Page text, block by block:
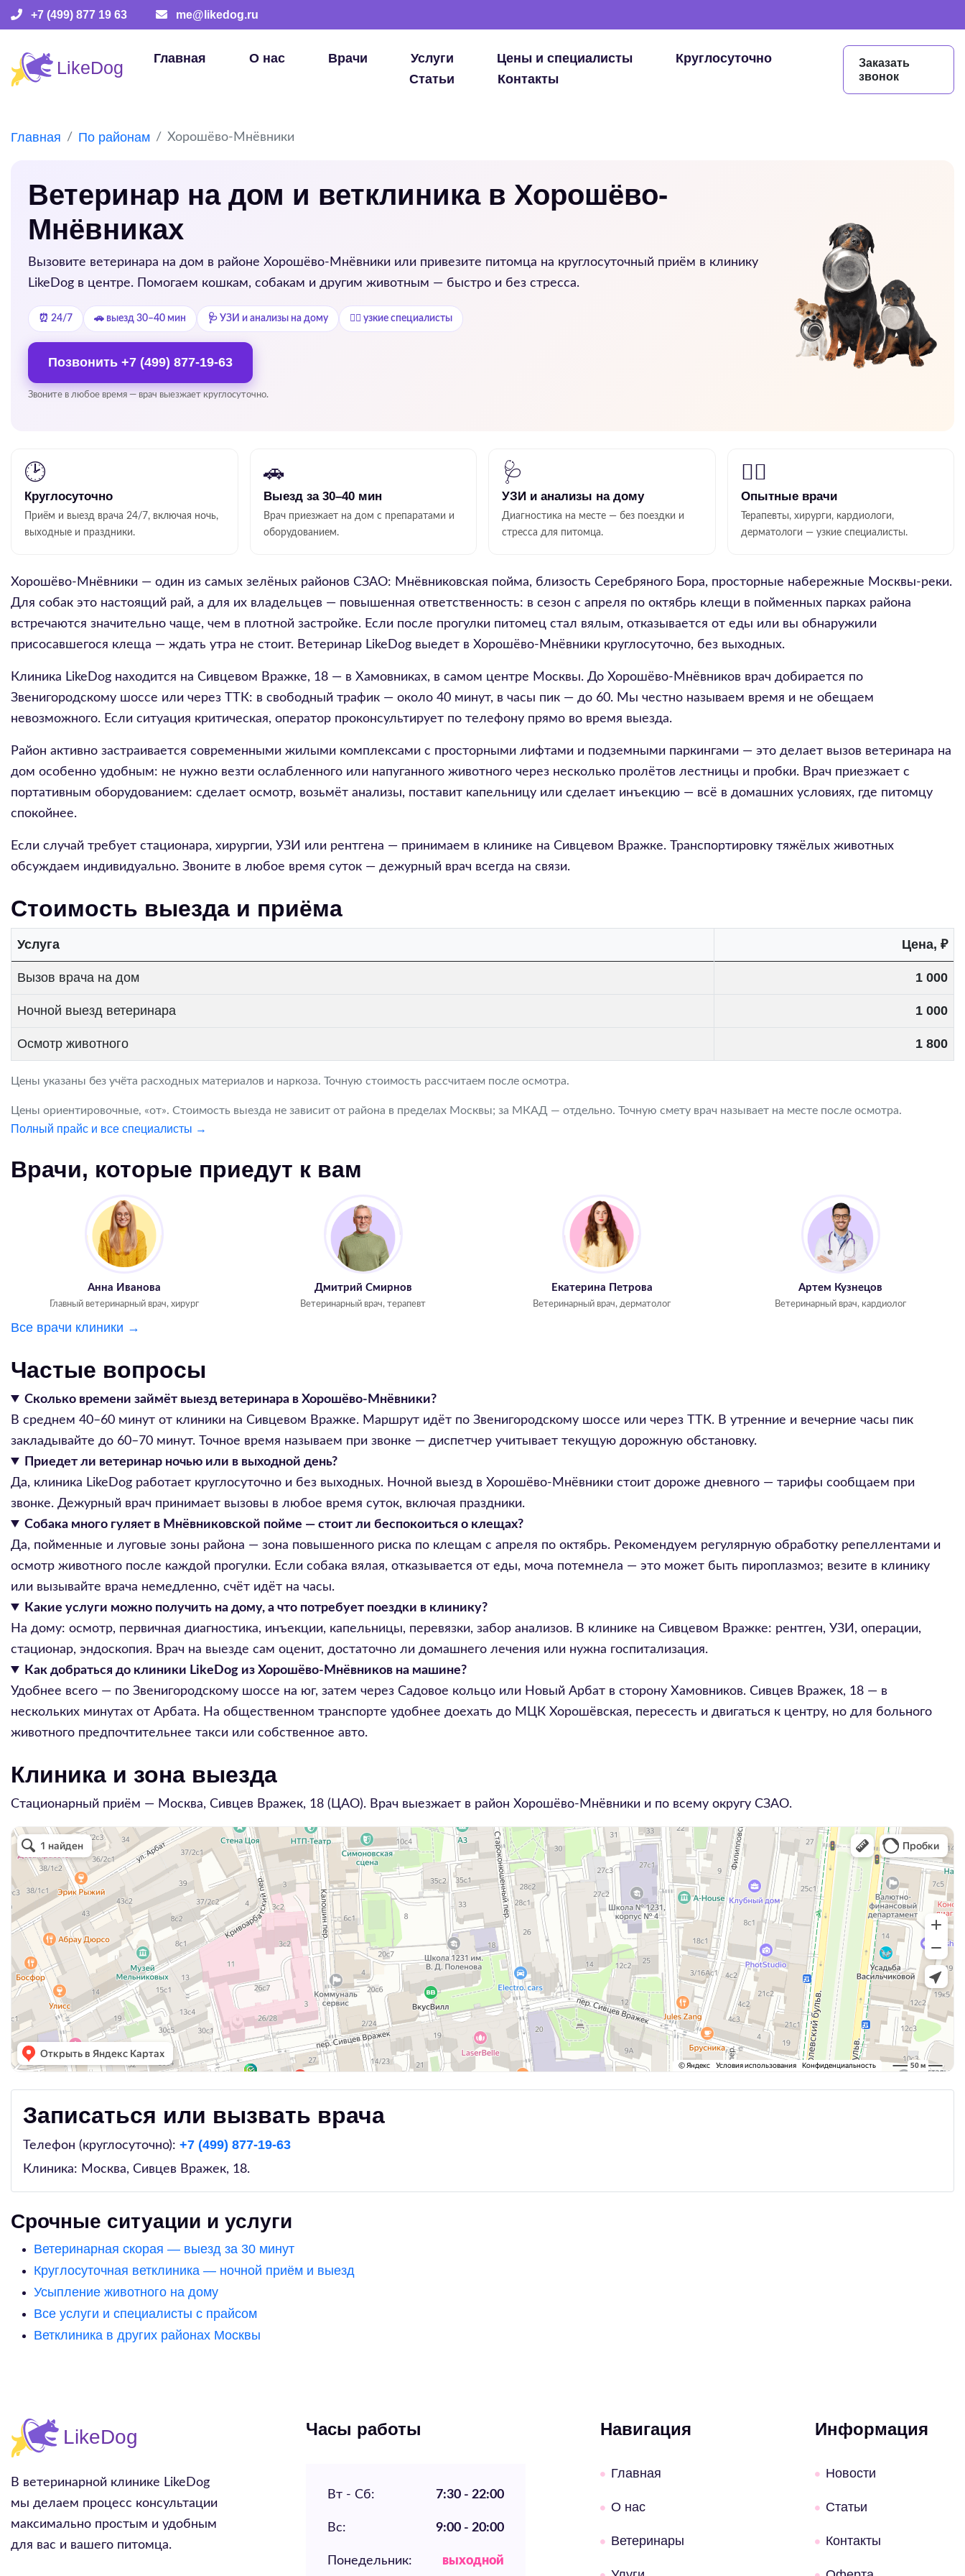
+7 (499) 877 19 63 me@likedog.ru
Главная О нас Врачи Услуги Цены и специалисты
Круглосуточно
Статьи
Контакты
Заказать
звонок
Главная По районам Хорошёво-Мнёвники
Ветеринар на дом и ветклиника в Хорошёво-
Мнёвниках
Вызовите ветеринара на дом в районе Хорошёво-Мнёвники или привезите питомца на круглосуточный приём в клинику
LikeDog в центре. Помогаем кошкам, собакам и другим животным — быстро и без стресса.
⏰ 24/7 🚗 выезд 30–40 мин 🩺 УЗИ и анализы на дому 👨‍⚕️ узкие специалисты
Позвонить +7 (499) 877-19-63
Звоните в любое время — врач выезжает круглосуточно.
🕑
Круглосуточно
Приём и выезд врача 24/7, включая ночь,
выходные и праздники.
🚗
Выезд за 30–40 мин
Врач приезжает на дом с препаратами и
оборудованием.
🩺
УЗИ и анализы на дому
Диагностика на месте — без поездки и
стресса для питомца.
👨‍⚕️
Опытные врачи
Терапевты, хирурги, кардиологи,
дерматологи — узкие специалисты.
Хорошёво-Мнёвники — один из самых зелёных районов СЗАО: Мнёвниковская пойма, близость Серебряного Бора, просторные набережные Москвы-реки.
Для собак это настоящий рай, а для их владельцев — повышенная ответственность: в сезон с апреля по октябрь клещи в пойменных парках района
встречаются значительно чаще, чем в плотной застройке. Если после прогулки питомец стал вялым, отказывается от еды или вы обнаружили
присосавшегося клеща — ждать утра не стоит. Ветеринар LikeDog выедет в Хорошёво-Мнёвники круглосуточно, без выходных.
Клиника LikeDog находится на Сивцевом Вражке, 18 — в Хамовниках, в самом центре Москвы. До Хорошёво-Мнёвников врач добирается по
Звенигородскому шоссе или через ТТК: в свободный трафик — около 40 минут, в часы пик — до 60. Мы честно называем время и не обещаем
невозможного. Если ситуация критическая, оператор проконсультирует по телефону прямо во время выезда.
Район активно застраивается современными жилыми комплексами с просторными лифтами и подземными паркингами — это делает вызов ветеринара на
дом особенно удобным: не нужно везти ослабленного или напуганного животного через несколько пролётов лестницы и пробки. Врач приезжает с
портативным оборудованием: сделает осмотр, возьмёт анализы, поставит капельницу или сделает инъекцию — всё в домашних условиях, где питомцу
спокойнее.
Если случай требует стационара, хирургии, УЗИ или рентгена — принимаем в клинике на Сивцевом Вражке. Транспортировку тяжёлых животных
обсуждаем индивидуально. Звоните в любое время суток — дежурный врач всегда на связи.
Стоимость выезда и приёма
Услуга Цена, ₽
Вызов врача на дом 1 000
Ночной выезд ветеринара 1 000
Осмотр животного 1 800
Цены указаны без учёта расходных материалов и наркоза. Точную стоимость рассчитаем после осмотра.
Цены ориентировочные, «от». Стоимость выезда не зависит от района в пределах Москвы; за МКАД — отдельно. Точную смету врач называет на месте после осмотра.
Полный прайс и все специалисты →
Врачи, которые приедут к вам
Анна Иванова
Главный ветеринарный врач, хирург
Дмитрий Смирнов
Ветеринарный врач, терапевт
Екатерина Петрова
Ветеринарный врач, дерматолог
Артем Кузнецов
Ветеринарный врач, кардиолог
Все врачи клиники →
Частые вопросы
Сколько времени займёт выезд ветеринара в Хорошёво-Мнёвники?
В среднем 40–60 минут от клиники на Сивцевом Вражке. Маршрут идёт по Звенигородскому шоссе или через ТТК. В утренние и вечерние часы пик
закладывайте до 60–70 минут. Точное время называем при звонке — диспетчер учитывает текущую дорожную обстановку.
Приедет ли ветеринар ночью или в выходной день?
Да, клиника LikeDog работает круглосуточно и без выходных. Ночной выезд в Хорошёво-Мнёвники стоит дороже дневного — тарифы сообщаем при
звонке. Дежурный врач принимает вызовы в любое время суток, включая праздники.
Собака много гуляет в Мнёвниковской пойме — стоит ли беспокоиться о клещах?
Да, пойменные и луговые зоны района — зона повышенного риска по клещам с апреля по октябрь. Рекомендуем регулярную обработку репеллентами и
осмотр животного после каждой прогулки. Если собака вялая, отказывается от еды, моча потемнела — это может быть пироплазмоз; везите в клинику
или вызывайте врача немедленно, счёт идёт на часы.
Какие услуги можно получить на дому, а что потребует поездки в клинику?
На дому: осмотр, первичная диагностика, инъекции, капельницы, перевязки, забор анализов. В клинике на Сивцевом Вражке: рентген, УЗИ, операции,
стационар, эндоскопия. Врач на выезде сам оценит, достаточно ли домашнего лечения или нужна госпитализация.
Как добраться до клиники LikeDog из Хорошёво-Мнёвников на машине?
Удобнее всего — по Звенигородскому шоссе на юг, затем через Садовое кольцо или Новый Арбат в сторону Хамовников. Сивцев Вражек, 18 — в
нескольких минутах от Арбата. На общественном транспорте удобнее доехать до МЦК Хорошёвская, пересесть и двигаться к центру, но для больного
животного предпочтительнее такси или собственное авто.
Клиника и зона выезда
Стационарный приём — Москва, Сивцев Вражек, 18 (ЦАО). Врач выезжает в район Хорошёво-Мнёвники и по всему округу СЗАО.
Записаться или вызвать врача
Телефон (круглосуточно): +7 (499) 877-19-63
Клиника: Москва, Сивцев Вражек, 18.
Срочные ситуации и услуги
Ветеринарная скорая — выезд за 30 минут
Круглосуточная ветклиника — ночной приём и выезд
Усыпление животного на дому
Все услуги и специалисты с прайсом
Ветклиника в других районах Москвы
В ветеринарной клинике LikeDog
мы делаем процесс консультации
максимально простым и удобным
для вас и вашего питомца.
Часы работы
Вт - Сб: 7:30 - 22:00
Вс: 9:00 - 20:00
Понедельник: выходной
Навигация
Главная
О нас
Ветеринары
Информация
Новости
Статьи
Контакты